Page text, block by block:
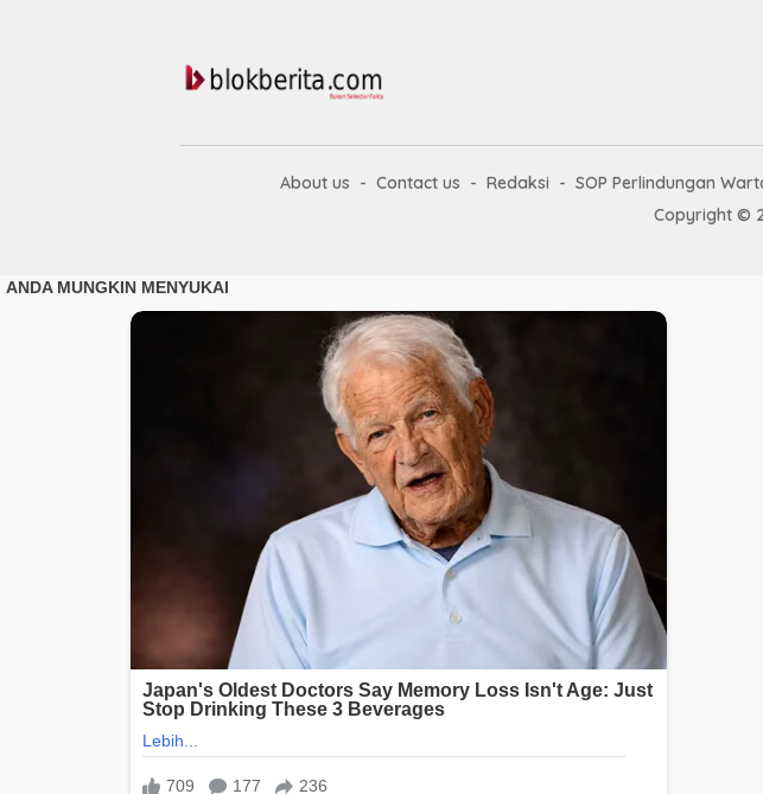
About us Contact us Redaksi SOP Perlindungan
Copyright ©